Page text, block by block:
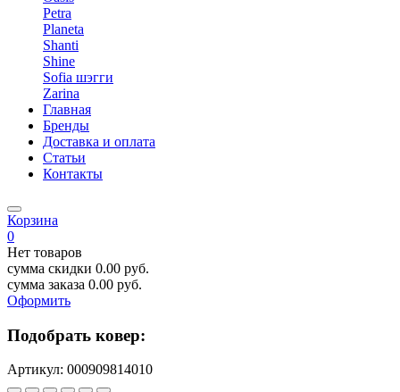
Petra
Planeta
Shanti
Shine
Sofia шэгги
Zarina
Главная
Бренды
Доставка и оплата
Статьи
Контакты
Корзина
0
Нет товаров
сумма скидки 0.00 руб.
сумма заказа 0.00 руб.
Оформить
Подобрать ковер:
Артикул: 000909814010